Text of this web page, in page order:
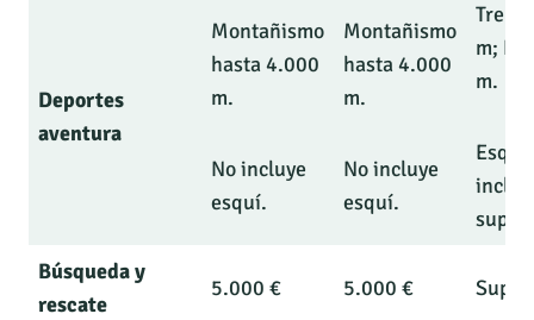
Deportes
aventura
Montañismo
hasta 4.000
m.
No incluye
esquí.
Montañismo
hasta 4.000
m.
No incluye
esquí.
Trekk
m;
m.
Esquí
Búsqueda y
rescate
5.000 € 5.000 €